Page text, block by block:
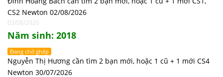
CS2 Newton 02/08/2026
03/08/2026
Năm sinh: 2018
Đang chờ ghép
Nguyễn Thị Hương cần tìm 2 bạn mới, hoặc 1 cũ + 1 mới CS4
Newton 30/07/2026